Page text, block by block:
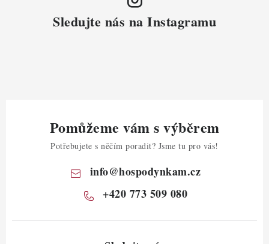
Sledujte nás na Instagramu
Pomůžeme vám s výběrem
Potřebujete s něčím poradit? Jsme tu pro vás!
info@hospodynkam.cz
+420 773 509 080